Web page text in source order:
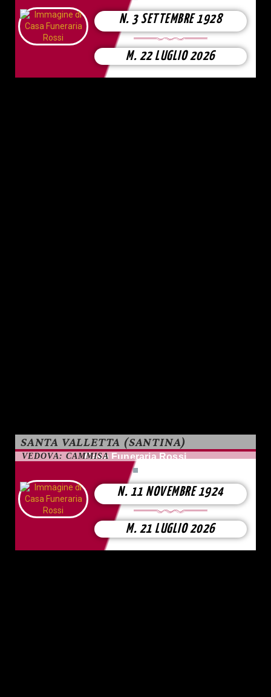
N. 3 SETTEMBRE 1928
M. 22 LUGLIO 2026
Casa Funeraria Rossi
SANTA VALLETTA (SANTINA)
VEDOVA: CAMMISA
N. 11 NOVEMBRE 1924
M. 21 LUGLIO 2026